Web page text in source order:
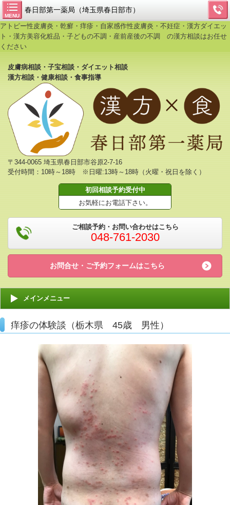
MENU
春日部第一薬局（埼玉県春日部市）
アトピー性皮膚炎・乾癬・痒疹・自家感作性皮膚炎・不妊症・漢方ダイエッ
ト・漢方美容化粧品・子どもの不調・産前産後の不調 の漢方相談はお任せ
ください
皮膚病相談・子宝相談・ダイエット相談
漢方相談・健康相談・食事指導
〒344-0065 埼玉県春日部市谷原2-7-16
受付時間：10時～18時 ※日曜:13時～18時（火曜・祝日を除く）
初回相談予約受付中
お気軽にお電話下さい。
ご相談予約・お問い合わせはこちら
048-761-2030
お問合せ・ご予約フォームはこちら
メインメニュー
痒疹の体験談（栃木県 45歳 男性）